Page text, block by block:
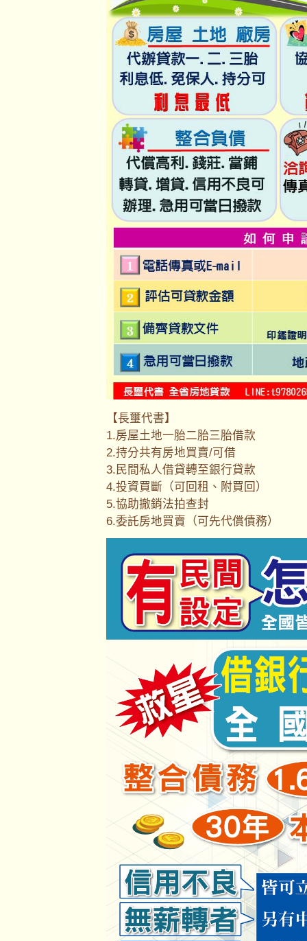
【長璽代書】
1.房屋土地一胎二胎三胎借款
2.持分共有房地買賣/可借
3.民間私人借貸轉至銀行貸款
4.投資買斷（可回租、附買回）
5.協助撤銷法拍查封
6.委託房地買賣（可先代償債務）